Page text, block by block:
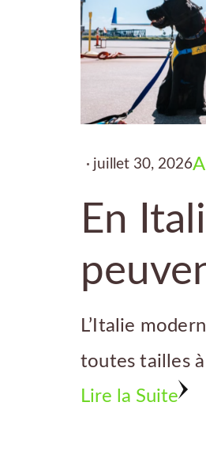
juillet 30, 2026
En
L’Italie
toutes tailles
Lire la Suite